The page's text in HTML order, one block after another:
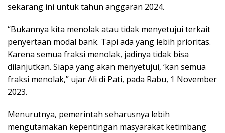
sekarang ini untuk tahun anggaran 2024.
“Bukannya kita menolak atau tidak menyetujui terkait
penyertaan modal bank. Tapi ada yang lebih prioritas.
Karena semua fraksi menolak, jadinya tidak bisa
dilanjutkan. Siapa yang akan menyetujui, ‘kan semua
fraksi menolak,” ujar Ali di Pati, pada Rabu, 1 November
2023.
Menurutnya, pemerintah seharusnya lebih
mengutamakan kepentingan masyarakat ketimbang